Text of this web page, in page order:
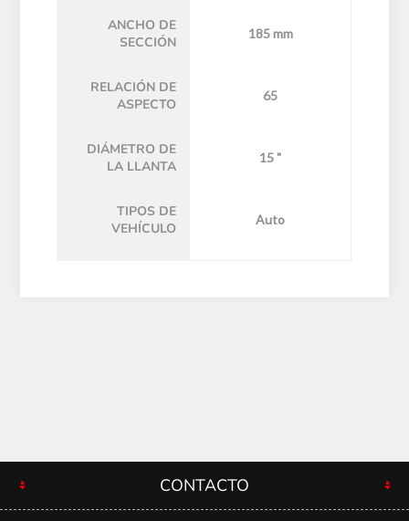
ANCHO DE
SECCIÓN
185 mm
RELACIÓN DE
ASPECTO
65
DIÁMETRO DE
LA LLANTA
15 "
TIPOS DE
VEHÍCULO
Auto
CONTACTO